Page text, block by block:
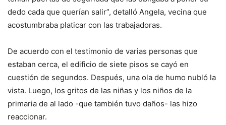
dedo cada que querían salir”, detalló Angela, vecina que
acostumbraba platicar con las trabajadoras.
De acuerdo con el testimonio de varias personas que
estaban cerca, el edificio de siete pisos se cayó en
cuestión de segundos. Después, una ola de humo nubló la
vista. Luego, los gritos de las niñas y los niños de la
primaria de al lado -que también tuvo daños- las hizo
reaccionar.